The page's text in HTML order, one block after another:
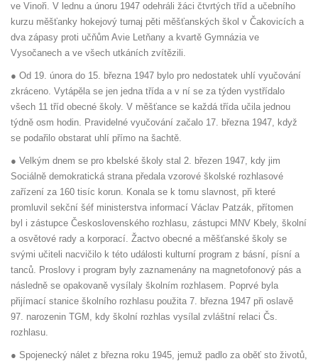
ve Vinoři. V lednu a únoru 1947 odehráli žáci čtvrtých tříd a učebního
kurzu měšťanky hokejový turnaj pěti měšťanských škol v Čakovicích a
dva zápasy proti učňům Avie Letňany a kvartě Gymnázia ve
Vysočanech a ve všech utkáních zvítězili.
● Od 19. února do 15. března 1947 bylo pro nedostatek uhlí vyučování
zkráceno. Vytápěla se jen jedna třída a v ní se za týden vystřídalo
všech 11 tříd obecné školy. V měšťance se každá třída učila jednou
týdně osm hodin. Pravidelné vyučování začalo 17. března 1947, když
se podařilo obstarat uhlí přímo na šachtě.
● Velkým dnem se pro kbelské školy stal 2. březen 1947, kdy jim
Sociálně demokratická strana předala vzorové školské rozhlasové
zařízení za 160 tisíc korun. Konala se k tomu slavnost, při které
promluvil sekční šéf ministerstva informací Václav Patzák, přítomen
byl i zástupce Československého rozhlasu, zástupci MNV Kbely, školní
a osvětové rady a korporací. Žactvo obecné a měšťanské školy se
svými učiteli nacvičilo k této události kulturní program z básní, písní a
tanců. Proslovy i program byly zaznamenány na magnetofonový pás a
následně se opakovaně vysílaly školním rozhlasem. Poprvé byla
přijímací stanice školního rozhlasu použita 7. března 1947 při oslavě
97. narozenin TGM, kdy školní rozhlas vysílal zvláštní relaci Čs.
rozhlasu.
● Spojenecký nálet z března roku 1945, jemuž padlo za oběť sto životů,